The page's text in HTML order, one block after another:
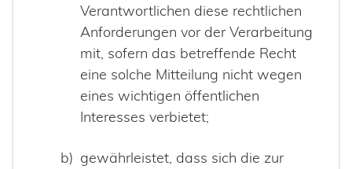
Verantwortlichen diese rechtlichen
Anforderungen vor der Verarbeitung
mit, sofern das betreffende Recht
eine solche Mitteilung nicht wegen
eines wichtigen öffentlichen
Interesses verbietet;
gewährleistet, dass sich die zur